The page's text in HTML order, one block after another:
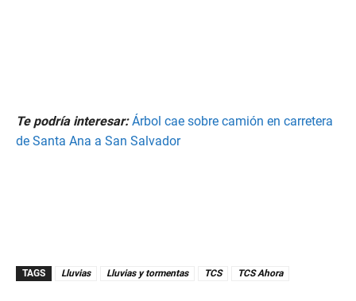
Te podría interesar: Árbol cae sobre camión en carretera
de Santa Ana a San Salvador
TAGS Lluvias Lluvias y tormentas TCS TCS Ahora